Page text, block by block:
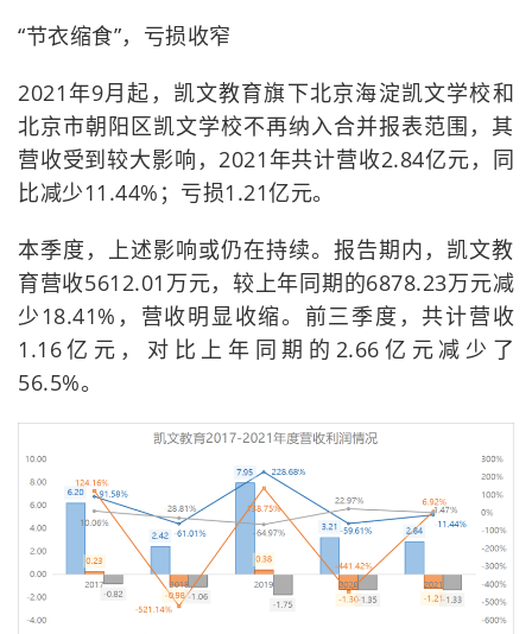
“节衣缩食”，亏损收窄
2021年9月起，凯文教育旗下北京海淀凯文学校和
北京市朝阳区凯文学校不再纳入合并报表范围，其
营收受到较大影响，2021年共计营收2.84亿元，同
比减少11.44%；亏损1.21亿元。
本季度，上述影响或仍在持续。报告期内，凯文教
育营收5612.01万元，较上年同期的6878.23万元减
少18.41%，营收明显收缩。前三季度，共计营收
1.16亿元，对比上年同期的2.66亿元减少了
56.5%。